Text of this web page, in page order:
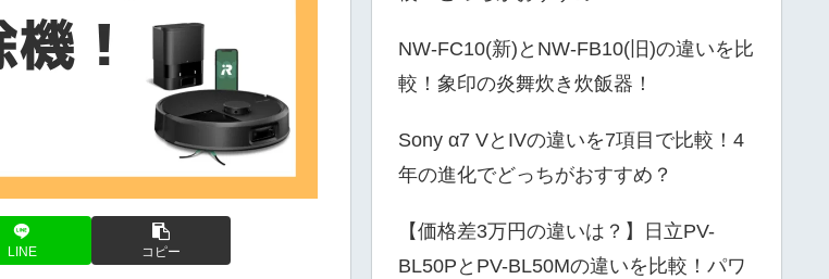
LINE コピー
NW-FC10(新)とNW-FB10(旧)の違いを比
較！象印の炎舞炊き炊飯器！
Sony α7 VとIVの違いを7項目で比較！4
年の進化でどっちがおすすめ？
【価格差3万円の違いは？】日立PV-
BL50PとPV-BL50Mの違いを比較！パワ